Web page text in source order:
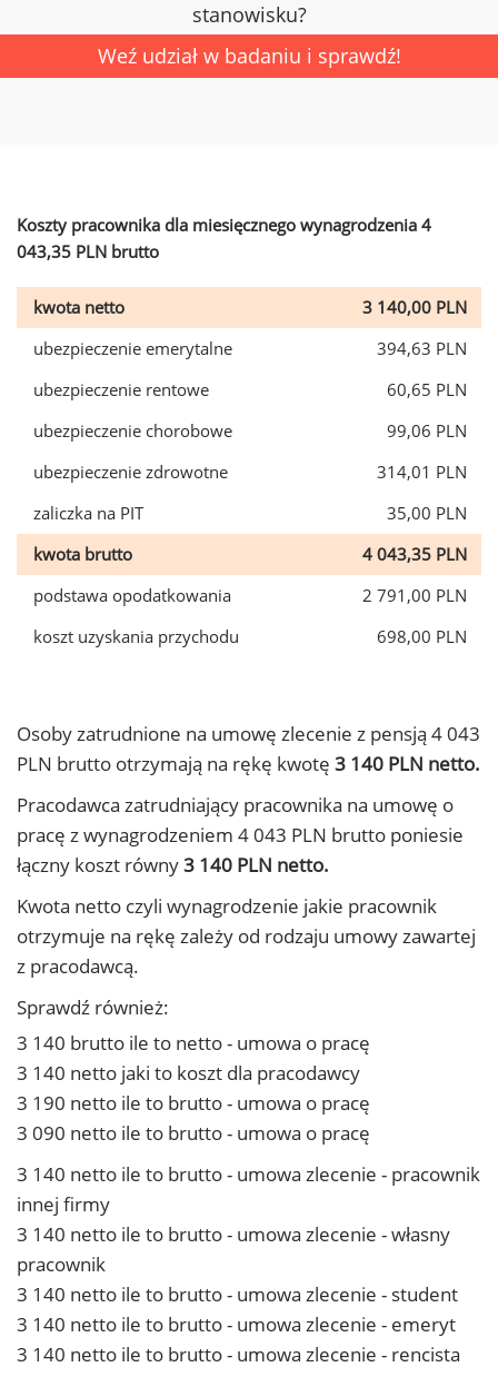
stanowisku?
Weź udział w badaniu i sprawdź!
Koszty pracownika dla miesięcznego wynagrodzenia 4
043,35 PLN brutto
kwota netto
3 140,00 PLN
ubezpieczenie emerytalne
394,63 PLN
ubezpieczenie rentowe
60,65 PLN
ubezpieczenie chorobowe
99,06 PLN
ubezpieczenie zdrowotne
314,01 PLN
zaliczka na PIT
35,00 PLN
kwota brutto
4 043,35 PLN
podstawa opodatkowania
2 791,00 PLN
koszt uzyskania przychodu
698,00 PLN
Osoby zatrudnione na umowę zlecenie z pensją 4 043
PLN brutto otrzymają na rękę kwotę 3 140 PLN netto.
Pracodawca zatrudniający pracownika na umowę o
pracę z wynagrodzeniem 4 043 PLN brutto poniesie
łączny koszt równy3 140 PLN netto.
Kwota netto czyli wynagrodzenie jakie pracownik
otrzymuje na rękę zależy od rodzaju umowy zawartej
z pracodawcą.
Sprawdź również:
3 140 brutto ile to netto - umowa o pracę
3 140 netto jaki to koszt dla pracodawcy
3 190 netto ile to brutto - umowa o pracę
3 090 netto ile to brutto - umowa o pracę
3 140 netto ile to brutto - umowa zlecenie - pracownik
innej firmy
3 140 netto ile to brutto - umowa zlecenie - własny
pracownik
3 140 netto ile to brutto - umowa zlecenie - student
3 140 netto ile to brutto - umowa zlecenie - emeryt
3 140 netto ile to brutto - umowa zlecenie - rencista